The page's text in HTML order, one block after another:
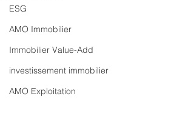
ESG
AMO Immobilier
Immobilier Value-Add
investissement immobilier
AMO Exploitation